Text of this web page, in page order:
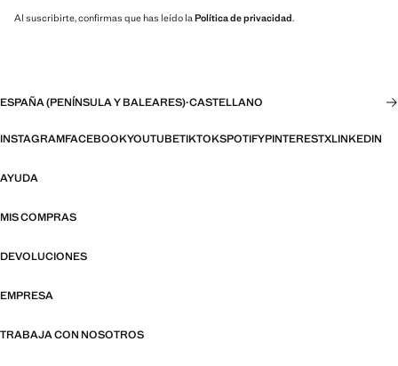
Al suscribirte, confirmas que has leído la Política de privacidad.
ESPAÑA (PENÍNSULA Y BALEARES)·CASTELLANO
INSTAGRAMFACEBOOKYOUTUBETIKTOKSPOTIFYPINTERESTXLINKEDIN
AYUDA
MIS COMPRAS
DEVOLUCIONES
EMPRESA
TRABAJA CON NOSOTROS